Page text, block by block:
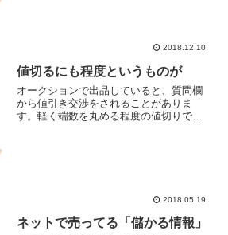
2018.12.10
値切るにも程度というものが
オークションで出品していると、質問欄
から値引き交渉をされることがありま
す。軽く端数を丸める程度の値切りで、
2018.05.19
ネットで売ってる「儲かる情報」